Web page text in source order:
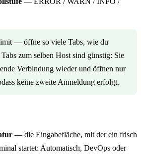
— öffne so viele Tabs, wie du
zum selben Host sind günstig: Sie
Verbindung wieder und öffnen nur
keine zweite Anmeldung erfolgt.
— die Eingabefläche, mit der ein frisch
startet: Automatisch, DevOps oder